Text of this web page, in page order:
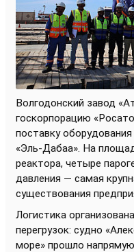
Волгодонский завод
госкорпорацию
поставку
«Эль-Дабаа». На
реактора, четыре
давления — самая
существования
Логистика
перегрузок: судно
море» прошло